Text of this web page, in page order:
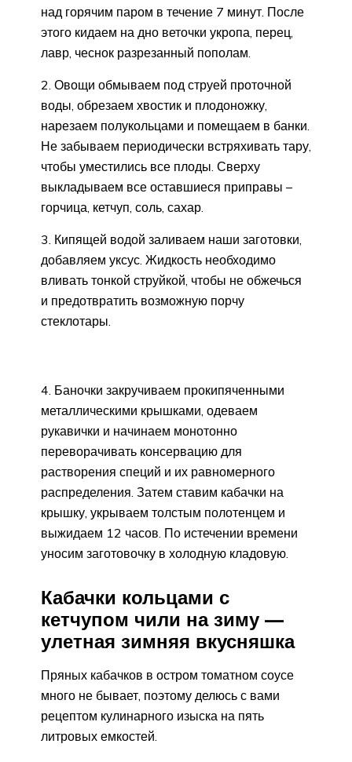
над горячим паром в течение 7 минут. После
этого кидаем на дно веточки укропа, перец,
лавр, чеснок разрезанный пополам.
2. Овощи обмываем под струей проточной
воды, обрезаем хвостик и плодоножку,
нарезаем полукольцами и помещаем в банки.
Не забываем периодически встряхивать тару,
чтобы уместились все плоды. Сверху
выкладываем все оставшиеся приправы –
горчица, кетчуп, соль, сахар.
3. Кипящей водой заливаем наши заготовки,
добавляем уксус. Жидкость необходимо
вливать тонкой струйкой, чтобы не обжечься
и предотвратить возможную порчу
стеклотары.
4. Баночки закручиваем прокипяченными
металлическими крышками, одеваем
рукавички и начинаем монотонно
переворачивать консервацию для
растворения специй и их равномерного
распределения. Затем ставим кабачки на
крышку, укрываем толстым полотенцем и
выжидаем 12 часов. По истечении времени
уносим заготовочку в холодную кладовую.
Кабачки кольцами с
кетчупом чили на зиму —
улетная зимняя вкусняшка
Пряных кабачков в остром томатном соусе
много не бывает, поэтому делюсь с вами
рецептом кулинарного изыска на пять
литровых емкостей.